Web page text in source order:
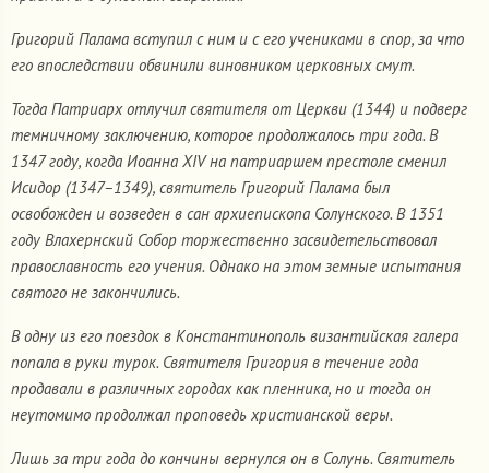
Григорий Палама вступил с ним и с его учениками в спор, за что
его впоследствии обвинили виновником церковных смут.
Тогда Патриарх отлучил святителя от Церкви (1344) и подверг
темничному заключению, которое продолжалось три года. В
1347 году, когда Иоанна XIV на патриаршем престоле сменил
Исидор (1347–1349), святитель Григорий Палама был
освобожден и возведен в сан архиепископа Солунского. В 1351
году Влахернский Собор торжественно засвидетельствовал
православность его учения. Однако на этом земные испытания
святого не закончились.
В одну из его поездок в Константинополь византийская галера
попала в руки турок. Святителя Григория в течение года
продавали в различных городах как пленника, но и тогда он
неутомимо продолжал проповедь христианской веры.
Лишь за три года до кончины вернулся он в Солунь. Святитель